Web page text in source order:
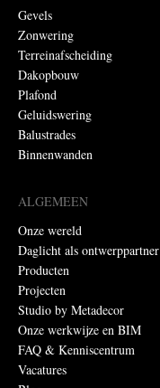
Gevels
Zonwering
Terreinafscheiding
Dakopbouw
Plafond
Geluidswering
Balustrades
Binnenwanden
ALGEMEEN
Onze wereld
Daglicht als ontwerppartner
Producten
Projecten
Studio by Metadecor
Onze werkwijze en BIM
FAQ & Kenniscentrum
Vacatures